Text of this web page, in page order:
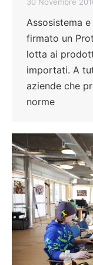
Assosistema
firmato un
lotta ai
importati. A
aziende che
norme